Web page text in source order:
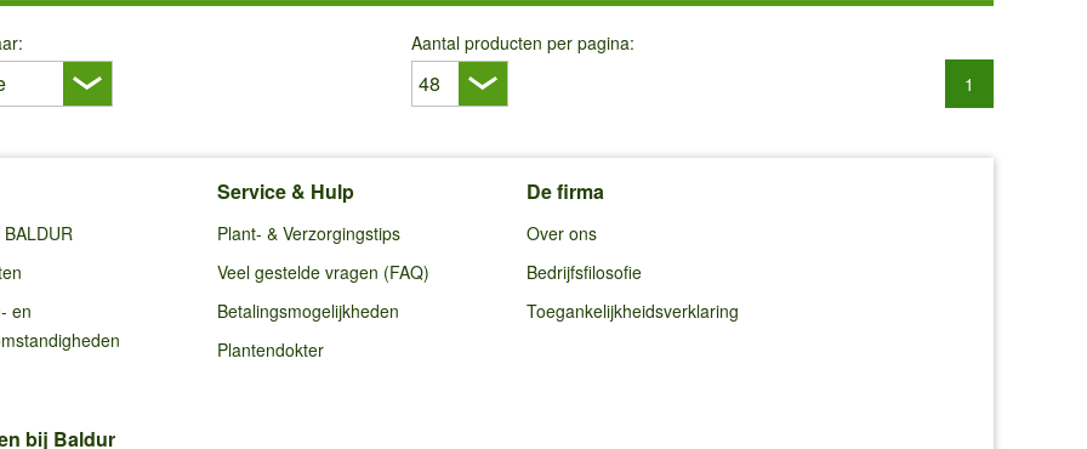
Aantal producten per pagina:
1
en
Service & Hulp
Plant- & Verzorgingstips
Veel gestelde vragen (FAQ)
Betalingsmogelijkheden
Plantendokter
De firma
Over ons
Bedrijfsfilosofie
Toegankelijkheidsverklaring
bij Baldur